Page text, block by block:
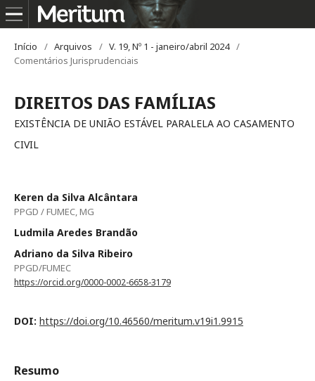
Início / Arquivos / V. 19, Nº 1 - janeiro/abril 2024 /
Comentários Jurisprudenciais
DIREITOS DAS FAMÍLIAS
EXISTÊNCIA DE UNIÃO ESTÁVEL PARALELA AO CASAMENTO
CIVIL
Keren da Silva Alcântara
PPGD / FUMEC, MG
Ludmila Aredes Brandão
Adriano da Silva Ribeiro
PPGD/FUMEC
https://orcid.org/0000-0002-6658-3179
DOI: https://doi.org/10.46560/meritum.v19i1.9915
Resumo